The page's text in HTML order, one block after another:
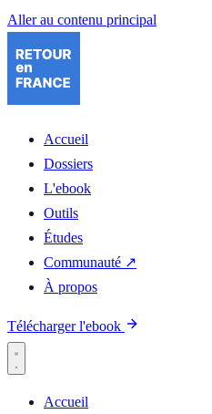
Aller au contenu principal
Accueil
Dossiers
L'ebook
Outils
Études
Communauté ↗
À propos
Télécharger l'ebook
Accueil